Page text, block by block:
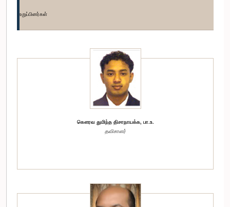
உறுப்பினர்கள்
கௌரவ துமிந்த திசாநாயக்க, பா.உ.
தவிசாளர்